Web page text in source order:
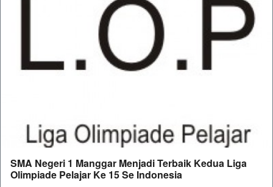
SMA Negeri 1 Manggar Menjadi Terbaik Kedua Liga
Olimpiade Pelajar Ke 15 Se Indonesia